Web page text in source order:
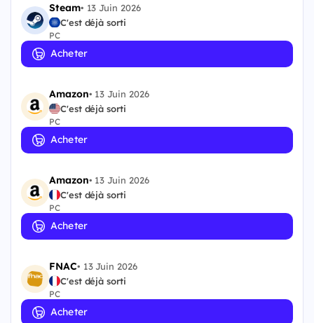
Steam• 13 Juin 2026
C'est déjà sorti
PC
Acheter
Amazon• 13 Juin 2026
C'est déjà sorti
PC
Acheter
Amazon• 13 Juin 2026
C'est déjà sorti
PC
Acheter
FNAC• 13 Juin 2026
C'est déjà sorti
PC
Acheter